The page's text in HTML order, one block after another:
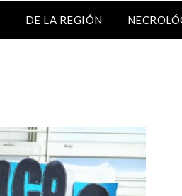
DE LA REGIÓN